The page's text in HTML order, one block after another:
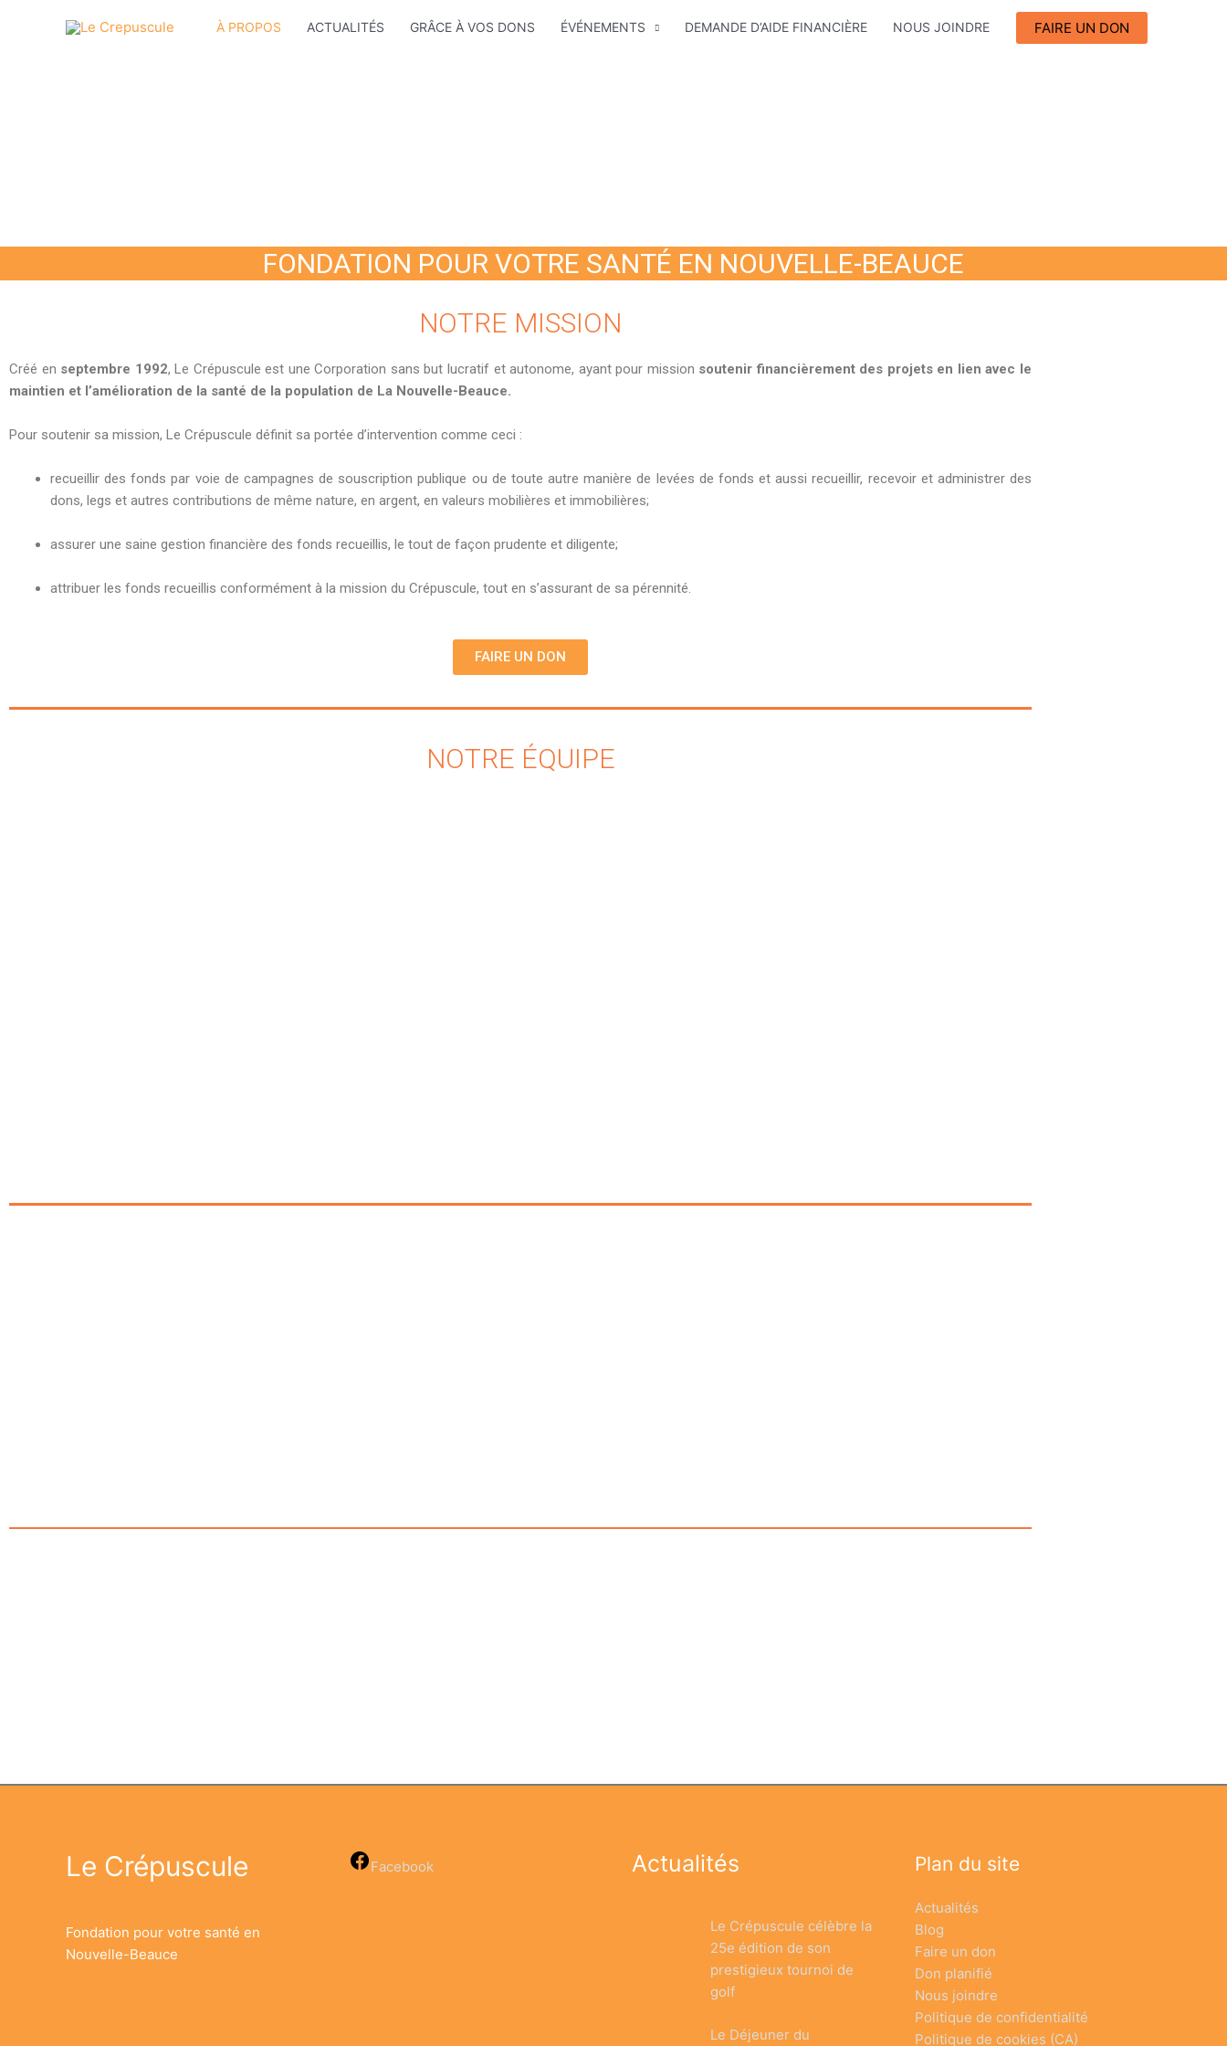
À PROPOS ACTUALITÉS GRÂCE À VOS DONS ÉVÉNEMENTS DEMANDE D’AIDE FINANCIÈRE NOUS JOINDRE FAIRE UN DON
FONDATION POUR VOTRE SANTÉ EN NOUVELLE-BEAUCE
NOTRE MISSION
Créé en septembre 1992, Le Crépuscule est une Corporation sans but lucratif et autonome, ayant pour mission soutenir financièrement des projets en lien avec le
maintien et l’amélioration de la santé de la population de La Nouvelle-Beauce.
Pour soutenir sa mission, Le Crépuscule définit sa portée d’intervention comme ceci :
recueillir des fonds par voie de campagnes de souscription publique ou de toute autre manière de levées de fonds et aussi recueillir, recevoir et administrer des
dons, legs et autres contributions de même nature, en argent, en valeurs mobilières et immobilières;
assurer une saine gestion financière des fonds recueillis, le tout de façon prudente et diligente;
attribuer les fonds recueillis conformément à la mission du Crépuscule, tout en s’assurant de sa pérennité.
FAIRE UN DON
NOTRE ÉQUIPE
Le Crépuscule
Fondation pour votre santé en
Nouvelle-Beauce
Facebook Actualités
Le Crépuscule célèbre la
25e édition de son
prestigieux tournoi de
golf
Le Déjeuner du
Plan du site
Actualités
Blog
Faire un don
Don planifié
Nous joindre
Politique de confidentialité
Politique de cookies (CA)